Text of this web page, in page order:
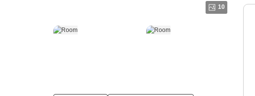
10